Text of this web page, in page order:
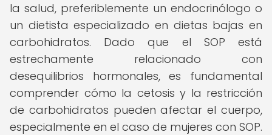
la salud, preferiblemente un endocrinólogo o
un dietista especializado en dietas bajas en
carbohidratos. Dado que el SOP está
estrechamente relacionado con
desequilibrios hormonales, es fundamental
comprender cómo la cetosis y la restricción
de carbohidratos pueden afectar el cuerpo,
especialmente en el caso de mujeres con SOP.